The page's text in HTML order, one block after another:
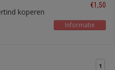
koperen
€1,50
Informatie
1